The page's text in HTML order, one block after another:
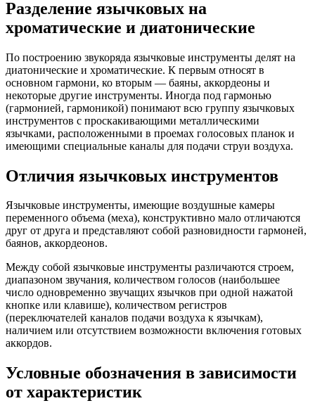
Разделение язычковых на
хроматические и диатонические
По построению звукоряда язычковые инструменты делят на
диатонические и хроматические. К первым относят в
основном гармони, ко вторым — баяны, аккордеоны и
некоторые другие инструменты. Иногда под гармонью
(гармонией, гармоникой) понимают всю группу язычковых
инструментов с проскакивающими металлическими
язычками, расположенными в проемах голосовых планок и
имеющими специальные каналы для подачи струи воздуха.
Отличия язычковых инструментов
Язычковые инструменты, имеющие воздушные камеры
переменного объема (меха), конструктивно мало отличаются
друг от друга и представляют собой разновидности гармоней,
баянов, аккордеонов.
Между собой язычковые инструменты различаются строем,
диапазоном звучания, количеством голосов (наибольшее
число одновременно звучащих язычков при одной нажатой
кнопке или клавише), количеством регистров
(переключателей каналов подачи воздуха к язычкам),
наличием или отсутствием возможности включения готовых
аккордов.
Условные обозначения в зависимости
от характеристик